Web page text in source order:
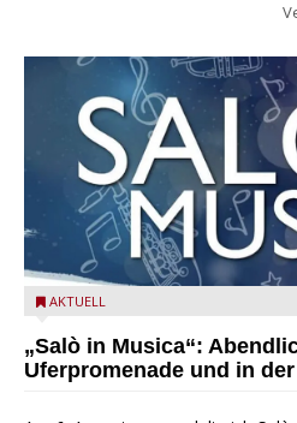
Salò in Musica 2026
AKTUELL
„Salò in Musica“:
Uferpromenade und in